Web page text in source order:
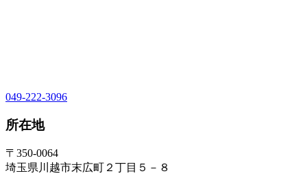
049-222-3096
所在地
〒350-0064
埼玉県川越市末広町２丁目５－８